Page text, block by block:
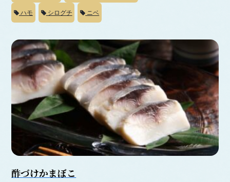
ハモ シログチ ニベ
酢づけかまぼこ